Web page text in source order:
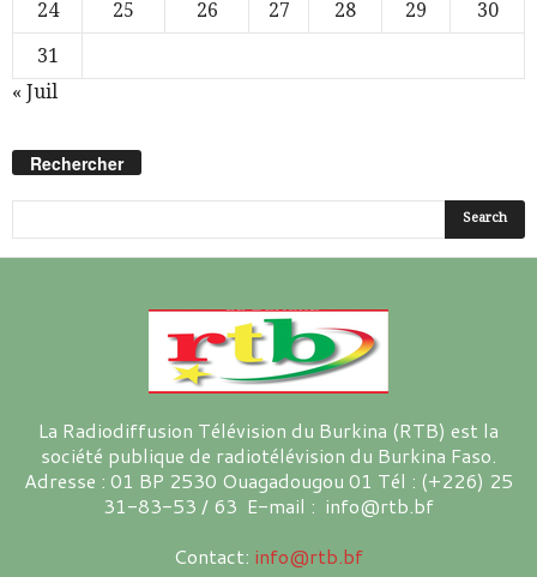
24
25 26 27 28 29
30
31
« Juil
Rechercher
La Radiodiffusion Télévision du Burkina (RTB) est la
société publique de radiotélévision du Burkina Faso.
Adresse : 01 BP 2530 Ouagadougou 01 Tél : (+226) 25
31-83-53 / 63 E-mail : info@rtb.bf
Contact: info@rtb.bf